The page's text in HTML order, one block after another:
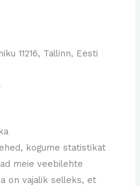
11216, Tallinn, Eesti
kogume statistikat
meie veebilehte
on vajalik selleks, et